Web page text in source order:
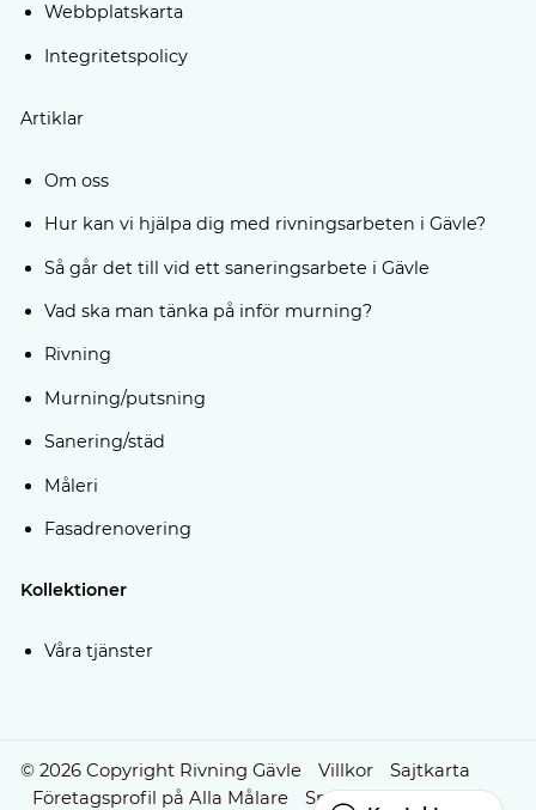
Webbplatskarta
Integritetspolicy
Artiklar
Om oss
Hur kan vi hjälpa dig med rivningsarbeten i Gävle?
Så går det till vid ett saneringsarbete i Gävle
Vad ska man tänka på inför murning?
Rivning
Murning/putsning
Sanering/städ
Måleri
Fasadrenovering
Kollektioner
Våra tjänster
© 2026 Copyright Rivning Gävle Villkor
Sajtkarta
Företagsprofil på Alla Målare
Smartproduktion